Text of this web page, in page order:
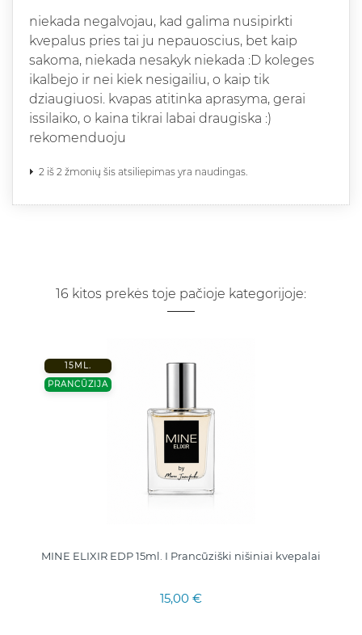
niekada negalvojau, kad galima nusipirkti
kvepalus pries tai ju nepauoscius, bet kaip
sakoma, niekada nesakyk niekada :D koleges
ikalbejo ir nei kiek nesigailiu, o kaip tik
dziaugiuosi. kvapas atitinka aprasyma, gerai
issilaiko, o kaina tikrai labai draugiska :)
rekomenduoju
2 iš 2 žmonių šis atsiliepimas yra naudingas.
16 kitos prekės toje pačioje kategorijoje:
15ML.
PRANCŪZIJA
MINE ELIXIR EDP 15ml. I Prancūziški nišiniai kvepalai
15,00 €